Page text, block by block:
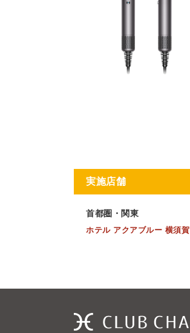
実施店舗
首都圏・関東
ホテル アクアブルー 横須賀